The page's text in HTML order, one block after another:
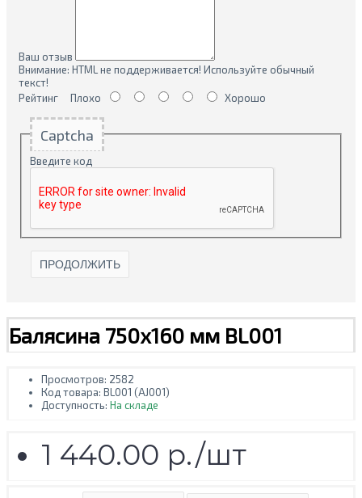
Ваш отзыв
Внимание: HTML не поддерживается! Используйте обычный
текст!
Рейтинг Плохо Хорошо
Captcha
Введите код
ПРОДОЛЖИТЬ
Балясина 750х160 мм BL001
Просмотров: 2582
Код товара: BL001 (AJ001)
Доступность: На складе
1 440.00 р./шт